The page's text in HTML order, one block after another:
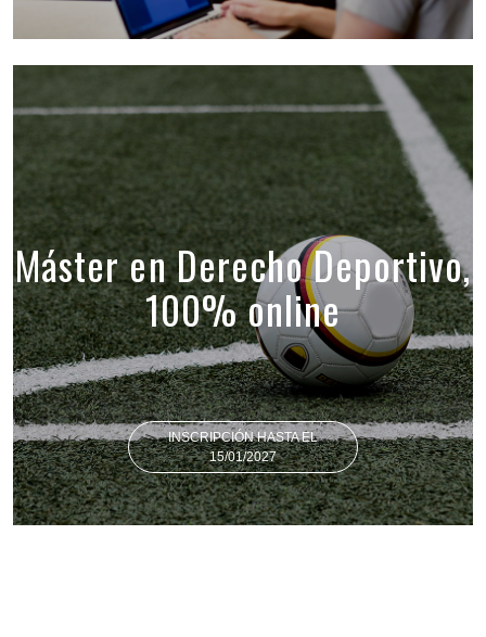
Máster en Derecho Deportivo,
100% online
INSCRIPCIÓN HASTA EL
15/01/2027